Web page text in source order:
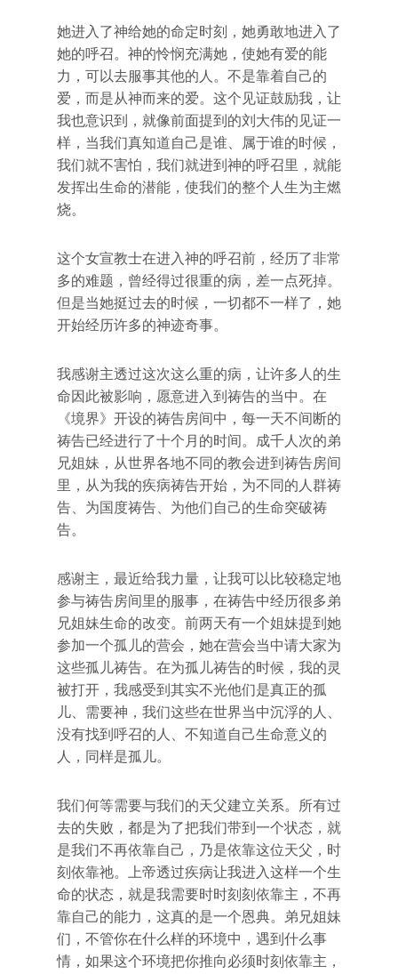
她进入了神给她的命定时刻，她勇敢地进入了
她的呼召。神的怜悯充满她，使她有爱的能
力，可以去服事其他的人。不是靠着自己的
爱，而是从神而来的爱。这个见证鼓励我，让
我也意识到，就像前面提到的刘大伟的见证一
样，当我们真知道自己是谁、属于谁的时候，
我们就不害怕，我们就进到神的呼召里，就能
发挥出生命的潜能，使我们的整个人生为主燃
烧。
这个女宣教士在进入神的呼召前，经历了非常
多的难题，曾经得过很重的病，差一点死掉。
但是当她挺过去的时候，一切都不一样了，她
开始经历许多的神迹奇事。
我感谢主透过这次这么重的病，让许多人的生
命因此被影响，愿意进入到祷告的当中。在
《境界》开设的祷告房间中，每一天不间断的
祷告已经进行了十个月的时间。成千人次的弟
兄姐妹，从世界各地不同的教会进到祷告房间
里，从为我的疾病祷告开始，为不同的人群祷
告、为国度祷告、为他们自己的生命突破祷
告。
感谢主，最近给我力量，让我可以比较稳定地
参与祷告房间里的服事，在祷告中经历很多弟
兄姐妹生命的改变。前两天有一个姐妹提到她
参加一个孤儿的营会，她在营会当中请大家为
这些孤儿祷告。在为孤儿祷告的时候，我的灵
被打开，我感受到其实不光他们是真正的孤
儿、需要神，我们这些在世界当中沉浮的人、
没有找到呼召的人、不知道自己生命意义的
人，同样是孤儿。
我们何等需要与我们的天父建立关系。所有过
去的失败，都是为了把我们带到一个状态，就
是我们不再依靠自己，乃是依靠这位天父，时
刻依靠祂。上帝透过疾病让我进入这样一个生
命的状态，就是我需要时时刻刻依靠主，不再
靠自己的能力，这真的是一个恩典。弟兄姐妹
们，不管你在什么样的环境中，遇到什么事
情，如果这个环境把你推向必须时刻依靠主，